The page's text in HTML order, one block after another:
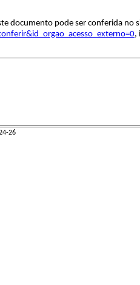
documento pode ser conferida no
,
26